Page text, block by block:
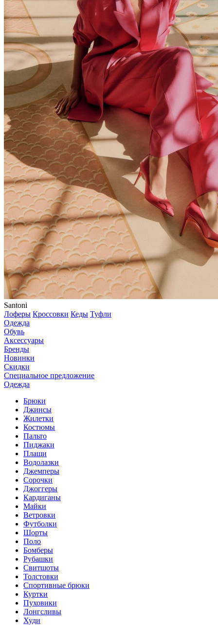
Santoni
Лоферы Кроссовки Кеды Туфли
Одежда
Обувь
Аксессуары
Бренды
Новинки
Скидки
Специальное предложение
Одежда
Брюки
Джинсы
Жилетки
Костюмы
Пальто
Пиджаки
Плащи
Водолазки
Джемперы
Сорочки
Джоггеры
Кардиганы
Майки
Ветровки
Футболки
Шорты
Поло
Бомберы
Рубашки
Свитшоты
Толстовки
Спортивные брюки
Куртки
Пуховики
Лонгсливы
Худи